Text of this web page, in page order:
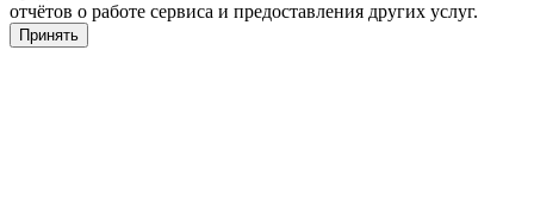
отчётов о работе сервиса и предоставления других услуг.
Принять